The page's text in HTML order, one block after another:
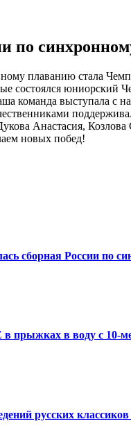
по
состоялся
команда выступала
Анастасия,
новых побед!
сборная России по
в прыжках в воду с 10-
русских